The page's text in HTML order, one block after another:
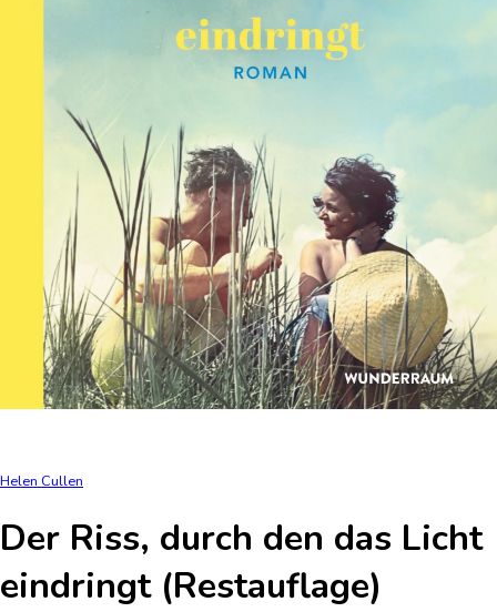
Helen Cullen
Der Riss, durch den das Licht
eindringt (Restauflage)